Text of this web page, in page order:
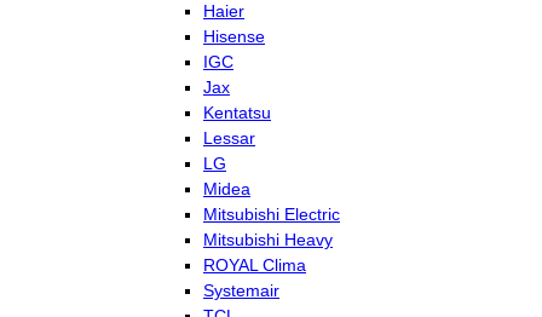
Haier
Hisense
IGC
Jax
Kentatsu
Lessar
LG
Midea
Mitsubishi Electric
Mitsubishi Heavy
ROYAL Clima
Systemair